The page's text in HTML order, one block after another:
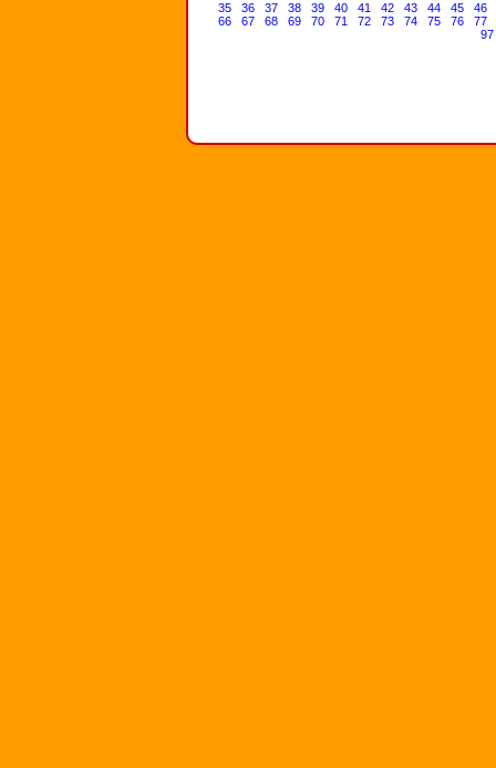
35
36 37 38 39 40 41 42 43 44 45
46
66
67 68 69 70 71 72 73 74 75 76
77
97